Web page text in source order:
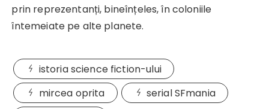
prin reprezentanți, bineînțeles, în coloniile
întemeiate pe alte planete.
istoria science fiction-ului
mircea oprita
serial SFmania